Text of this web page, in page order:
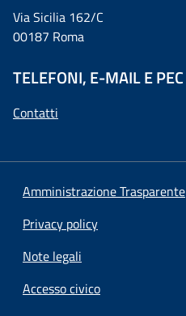
Via Sicilia 162/C
00187 Roma
TELEFONI, E-MAIL E PEC
Contatti
Amministrazione Trasparente
Privacy policy
Note legali
Accesso civico